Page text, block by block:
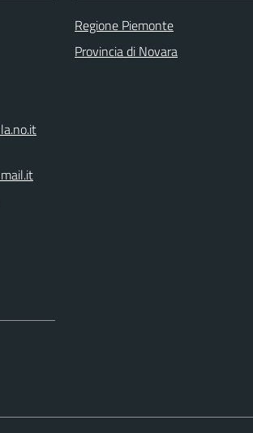
Regione Piemonte
Provincia di Novara